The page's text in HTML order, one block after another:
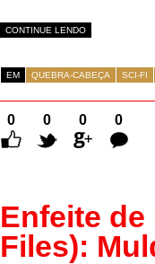
CONTINUE LENDO
EM QUEBRA-CABEÇA SCI-FI
0 0 0
0
Enfeite de
Files):